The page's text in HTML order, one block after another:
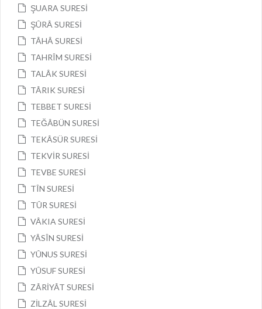
ŞUARA SURESİ
ŞÛRÂ SURESİ
TÂHÂ SURESİ
TAHRÎM SURESİ
TALÂK SURESİ
TÂRIK SURESİ
TEBBET SURESİ
TEĞÂBÜN SURESİ
TEKÂSÜR SURESİ
TEKVİR SURESİ
TEVBE SURESİ
TÎN SURESİ
TÛR SURESİ
VÂKIA SURESİ
YÂSÎN SURESİ
YÛNUS SURESİ
YÛSUF SURESİ
ZÂRİYÂT SURESİ
ZİLZÂL SURESİ